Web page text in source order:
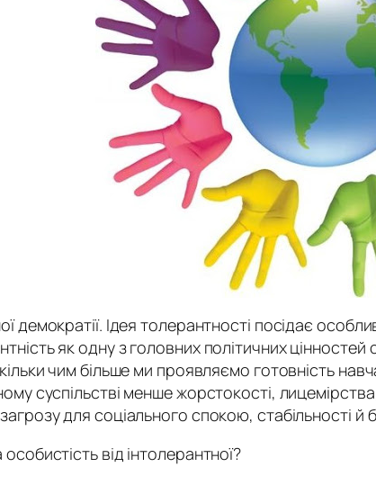
демократії. Ідея толерантності посідає
як одну з головних політичних
чим більше ми проявляємо готовність
суспільстві менше жорстокості,
для соціального спокою, стабільності й
від інтолерантної?